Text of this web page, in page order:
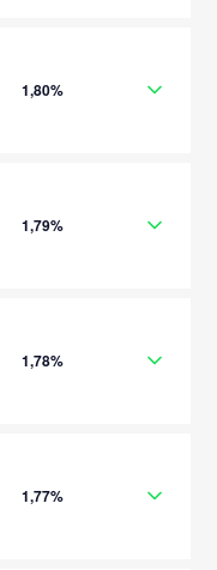
1,80%
1,79%
1,78%
1,77%